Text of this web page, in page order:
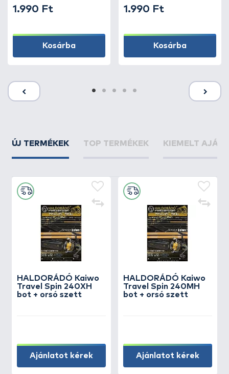
1.990 Ft
Kosárba
1.990 Ft
Kosárba
ÚJ TERMÉKEK TOP TERMÉKEK KIEMELT
HALDORÁDÓ Kaiwo
Travel Spin 240XH
bot + orsó szett
Ajánlatot kérek
HALDORÁDÓ Kaiwo
Travel Spin 240MH
bot + orsó szett
Ajánlatot kérek